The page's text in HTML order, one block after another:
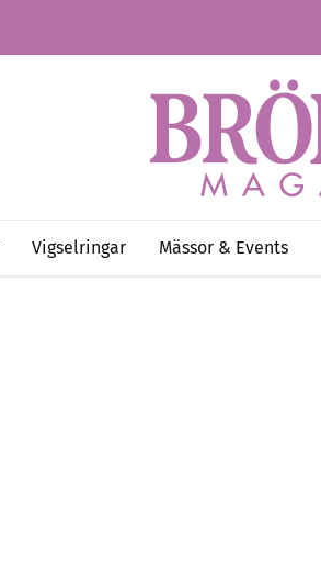
Vigselringar Mässor & Events